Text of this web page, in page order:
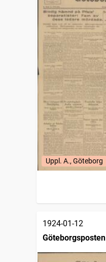
Uppl. A., Göteborg
1924-01-12
Göteborgsposten